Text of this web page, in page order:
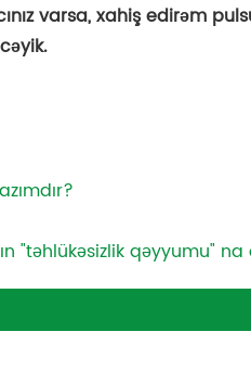
varsa, xahiş edirəm
"təhlükəsizlik qəyyumu"